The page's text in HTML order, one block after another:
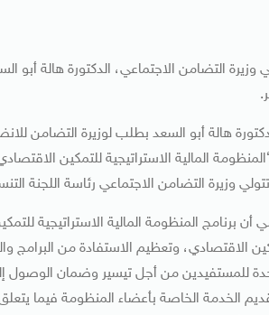
وزيرة التضامن الاجتماعي، الدكتورة هالة
هالة أبو السعد بطلب لوزيرة التضامن
المالية الاستراتيجية للتمكين
وزيرة التضامن الاجتماعي رئاسة اللجنة
أن برنامج المنظومة المالية الاستراتيجية
الاقتصادي، وتعظيم الاستفادة من البرامج
للمستفيدين من أجل تيسير وضمان الوصول
الخدمة الخاصة بأعضاء المنظومة فيما يتعلق